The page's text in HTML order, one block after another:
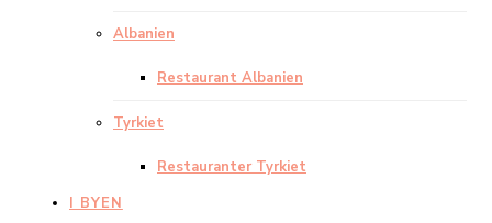
Albanien
Restaurant Albanien
Tyrkiet
Restauranter Tyrkiet
I BYEN